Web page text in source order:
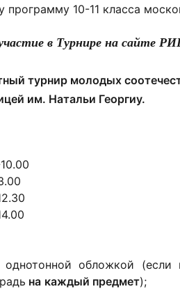
10-11 класса
в Турнире на сайте
турнир молодых
им. Натальи Георгиу.
обложкой (если
на каждый предмет);